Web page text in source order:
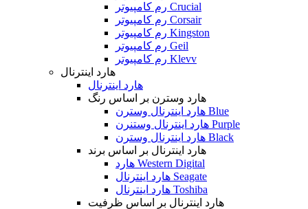
رم کامپیوتر Crucial
رم کامپیوتر Corsair
رم کامپیوتر Kingston
رم کامپیوتر Geil
رم کامپیوتر Klevv
هارد اینترنال
هارد اینترنال
هارد وسترن بر اساس رنگ
هارد اینترنال وسترن Blue
هارد اینترنال وستنرن Purple
هارد اینترنال وسترن Black
هارد اینترنال بر اساس برند
هارد Western Digital
هارد اینترنال Seagate
هارد اینترنال Toshiba
هارد اینترنال بر اساس ظرفیت